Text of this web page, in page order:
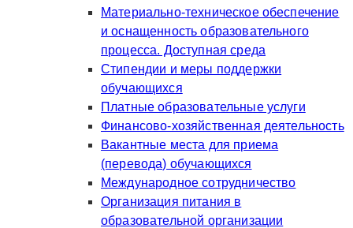
Материально-техническое обеспечение
и оснащенность образовательного
процесса. Доступная среда
Стипендии и меры поддержки
обучающихся
Платные образовательные услуги
Финансово-хозяйственная деятельность
Вакантные места для приема
(перевода) обучающихся
Международное сотрудничество
Организация питания в
образовательной организации